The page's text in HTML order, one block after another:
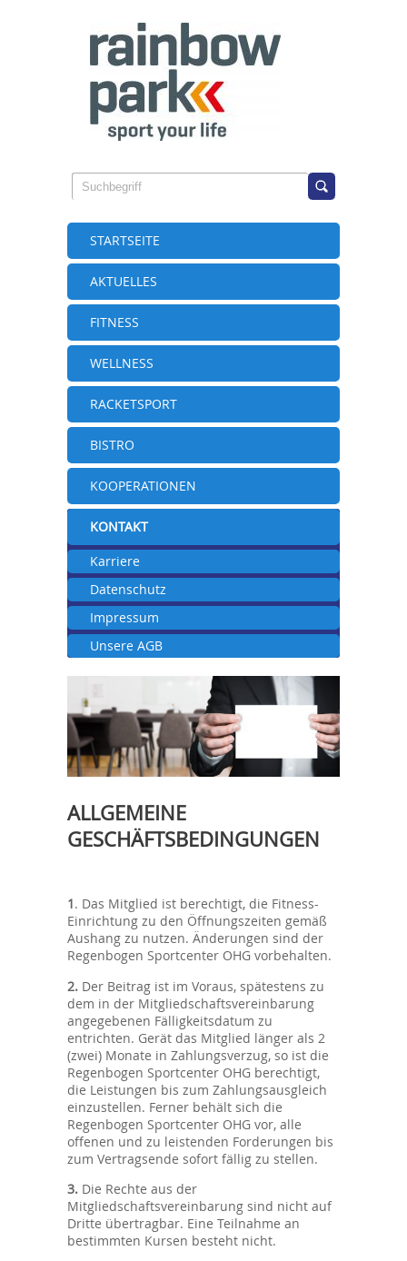
STARTSEITE
AKTUELLES
FITNESS
WELLNESS
RACKETSPORT
BISTRO
KOOPERATIONEN
KONTAKT
Karriere
Datenschutz
Impressum
Unsere AGB
ALLGEMEINE
GESCHÄFTSBEDINGUNGEN
1. Das Mitglied ist berechtigt, die Fitness-
Einrichtung zu den Öffnungszeiten gemäß
Aushang zu nutzen. Änderungen sind der
Regenbogen Sportcenter OHG vorbehalten.
2. Der Beitrag ist im Voraus, spätestens zu
dem in der Mitgliedschaftsvereinbarung
angegebenen Fälligkeitsdatum zu
entrichten. Gerät das Mitglied länger als 2
(zwei) Monate in Zahlungsverzug, so ist die
Regenbogen Sportcenter OHG berechtigt,
die Leistungen bis zum Zahlungsausgleich
einzustellen. Ferner behält sich die
Regenbogen Sportcenter OHG vor, alle
offenen und zu leistenden Forderungen bis
zum Vertragsende sofort fällig zu stellen.
3. Die Rechte aus der
Mitgliedschaftsvereinbarung sind nicht auf
Dritte übertragbar. Eine Teilnahme an
bestimmten Kursen besteht nicht.